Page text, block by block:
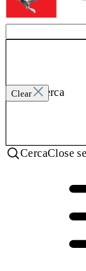
Clear
Invia ricerca
CercaClose